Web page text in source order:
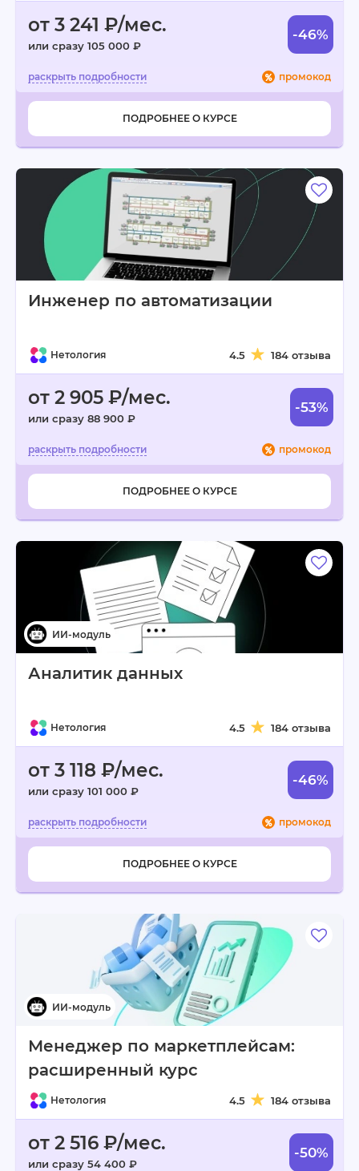
от 3 241 ₽/мес.
или сразу 105 000 ₽
-46%
промокод
ПОДРОБНЕЕ О КУРСЕ
Инженер по автоматизации
Нетология 4.5 184 отзыва
от 2 905 ₽/мес.
или сразу 88 900 ₽
-53%
промокод
ПОДРОБНЕЕ О КУРСЕ
Аналитик данных
Нетология 4.5 184 отзыва
от 3 118 ₽/мес.
или сразу 101 000 ₽
-46%
промокод
ПОДРОБНЕЕ О КУРСЕ
Менеджер по маркетплейсам:
расширенный курс
Нетология 4.5 184 отзыва
от 2 516 ₽/мес.
или сразу 54 400 ₽
-50%